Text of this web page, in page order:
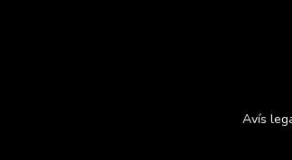
Avís